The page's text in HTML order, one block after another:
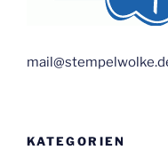
KATEGORIEN